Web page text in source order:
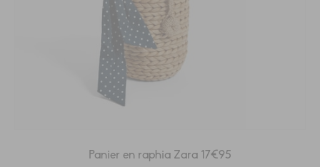
Panier en raphia Zara 17€95